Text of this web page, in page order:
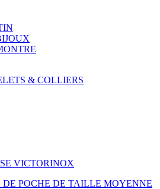
& COLLIERS
VICTORINOX
POCHE DE TAILLE MOYENNE